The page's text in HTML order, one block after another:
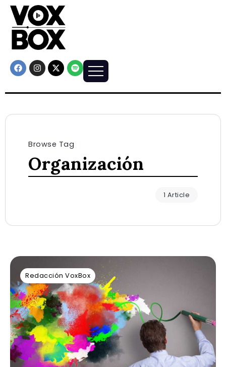
Browse Tag
Organización
1 Article
Redacción VoxBox